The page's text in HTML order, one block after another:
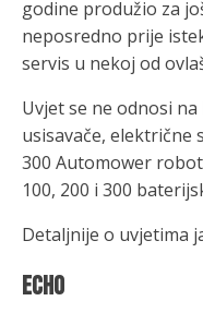
godine produžio za
neposredno prije
servis u nekoj od
Uvjet se ne odnosi
usisavače, električne
300 Automower
100, 200 i 300
Detaljnije o uvjetima
ECHO